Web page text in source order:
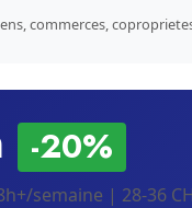
commerces,
-20%
semaine | 28-36